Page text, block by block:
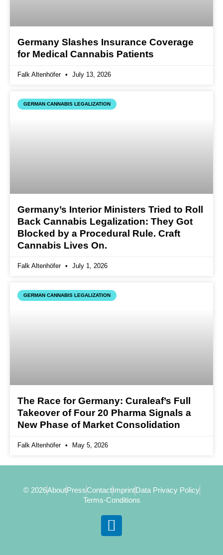
Germany Slashes Insurance Coverage
for Medical Cannabis Patients
Falk Altenhöfer July 13, 2026
GERMAN CANNABIS LEGALIZATION
Germany’s Interior Ministers Tried to Roll
Back Cannabis Legalization: They Got
Blocked by a Procedural Rule. Craft
Cannabis Lives On.
Falk Altenhöfer July 1, 2026
GERMAN CANNABIS LEGALIZATION
The Race for Germany: Curaleaf’s Full
Takeover of Four 20 Pharma Signals a
New Phase of Market Consolidation
Falk Altenhöfer May 5, 2026
© 2026AboutPressContactImprintData Privacy Policy
Terms-Conditions